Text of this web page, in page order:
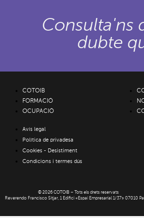
Consulta'ns
dubte
COTOIB
FORMACIÓ
OCUPACIÓ
Avís legal
Política de privadesa
Cookies - Desistiment
Condicions i termes dús
© 2026 COTOIB – Tots els drets reservats
Reverendo Francisco Sitjar, 1 Edifici «Espai Empresarial 1/37» 07010